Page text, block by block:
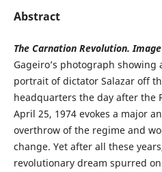
Abstract
The Carnation Revolution.
Gageiro’s photograph
portrait of dictator Salazar off
headquarters the day after the
April 25, 1974 evokes a major
overthrow of the regime and
change. Yet after all these
revolutionary dream spurred